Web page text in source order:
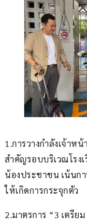
​1.การวางกำลังเจ้าห
สำคัญรอบบริเวณโรง
น้องประชาชน เน้นก
ให้เกิดการกระจุกตัว
​2.มาตรการ “3 เตรีย